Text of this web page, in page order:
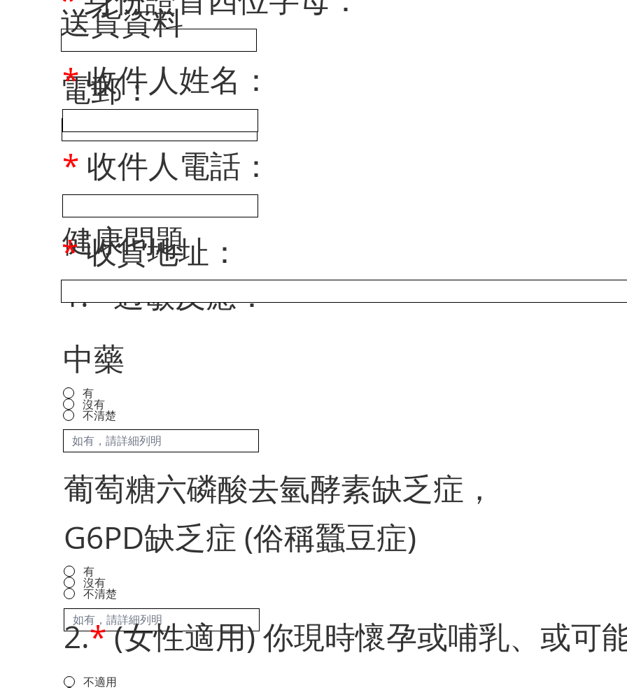
1.*過敏反應：
中藥
有
沒有
不清楚
葡萄糖六磷酸去氫酵素缺乏症，
G6PD缺乏症 (俗稱蠶豆症)
有
沒有
不清楚
健康問題
電郵：
2.*(女性適用) 你現時懷孕或哺乳、或可
不適用
​送貨資料
*收件人姓名：
* 收件人電話：
*收貨地址：